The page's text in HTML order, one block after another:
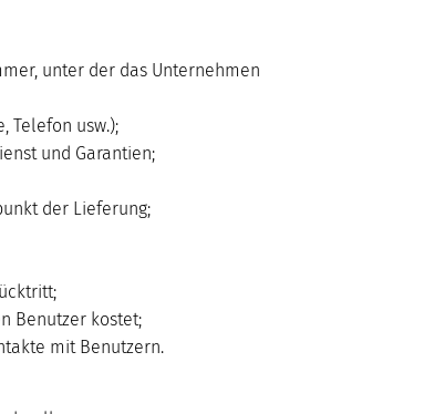
unter der das Unternehmen
Telefon usw.);
und Garantien;
der Lieferung;
Benutzer kostet;
mit Benutzern.